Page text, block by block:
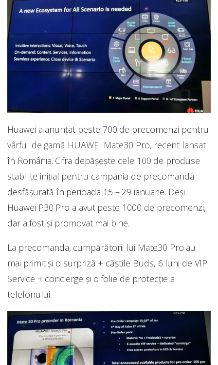
Huawei a anunțat peste 700 de precomenzi pentru
vârful de gamă HUAWEI Mate30 Pro, recent lansat
în România. Cifra depășește cele 100 de produse
stabilite inițial pentru campania de precomandă
desfășurată în perioada 15 – 29 ianuarie. Deși
Huawei P30 Pro a avut peste 1000 de precomenzi,
dar a fost și promovat mai bine.
La precomanda, cumpărătorii lui Mate30 Pro au
mai primit și o surpriză + căștile Buds, 6 luni de VIP
Service + concierge și o folie de protecție a
telefonului.